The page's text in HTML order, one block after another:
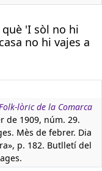
què 'I sòl no hi
no hi vajes a
lòric de la Comarca
de 1909, núm. 29.
Mès de febrer. Dia
p. 182. Butlletí del